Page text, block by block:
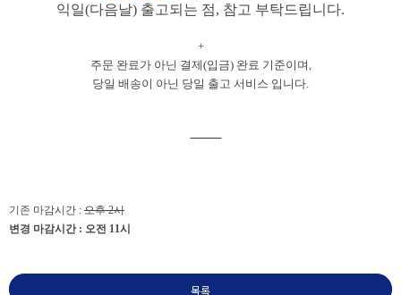
익일(다음날) 출고되는 점, 참고 부탁드립니다.
+
주문 완료가 아닌 결제(입금) 완료 기준이며,
당일 배송이 아닌 당일 출고 서비스 입니다.
―――――――――――――――――――――――――――――
기존 마감시간 : 오후 2시
변경 마감시간 : 오전 11시
목록